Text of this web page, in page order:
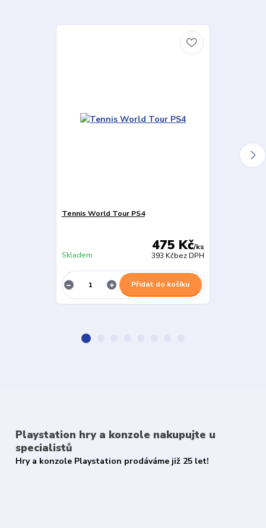
Tennis World Tour PS4
475 Kč/ks
393 Kčbez DPH
Skladem
Přidat do košíku
Playstation hry a konzole nakupujte u
specialistů
Hry a konzole Playstation prodáváme již 25 let!